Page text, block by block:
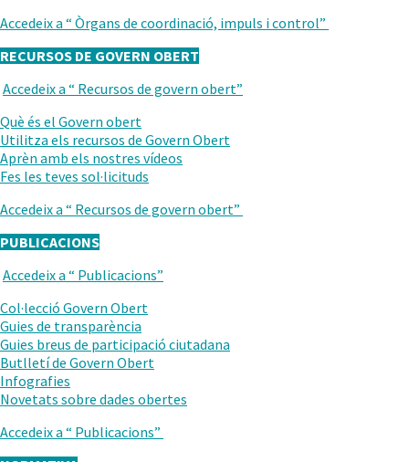
Accedeix a “ Òrgans de coordinació, impuls i control”
RECURSOS DE GOVERN OBERT
TORNAR
AL
NIVELL
ANTERIOR
Accedeix a “ Recursos de govern obert”
Què és el Govern obert
Obre
en
una
finestra.
Utilitza els recursos de Govern Obert
Aprèn amb els nostres vídeos
una
Fes les teves sol·licituds
Accedeix a “ Recursos de govern obert”
PUBLICACIONS
TORNAR
AL
NIVELL
ANTERIOR
Accedeix a “ Publicacions”
Col·lecció Govern Obert
Guies de transparència
Guies breus de participació ciutadana
Butlletí de Govern Obert
Infografies
Novetats sobre dades obertes
Accedeix a “ Publicacions”